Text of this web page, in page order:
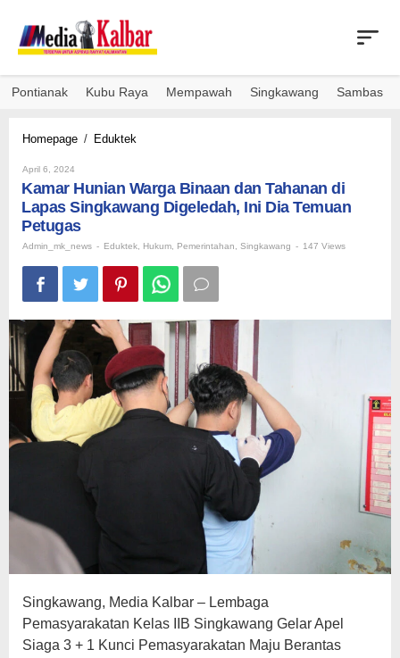
content
Pontianak Kubu Raya Mempawah Singkawang Sambas
Homepage / Eduktek
Binaan
dan
Tahanan
Lapas
Singkawang
Digeledah,
Ini
Temuan
Petugas
April 6, 2024
Kamar Hunian Warga Binaan dan Tahanan di
Lapas Singkawang Digeledah, Ini Dia Temuan
Petugas
Admin_mk_news - Eduktek Hukum Pemerintahan Singkawang - 147 Views
Singkawang, Media Kalbar – Lembaga
Pemasyarakatan Kelas IIB Singkawang Gelar Apel
Siaga 3 + 1 Kunci Pemasyarakatan Maju Berantas